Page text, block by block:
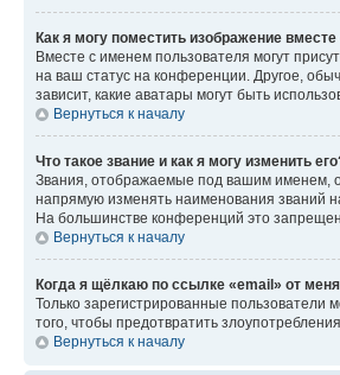
Как я могу поместить изображение
Вместе с именем пользователя могут
на ваш статус на конференции. Другое,
зависит, какие аватары могут быть
Вернуться к началу
Что такое звание и как я могу изменить
Звания, отображаемые под вашим именем,
напрямую изменять наименования званий
На большинстве конференций это
Вернуться к началу
Когда я щёлкаю по ссылке «email» от
Только зарегистрированные пользователи
того, чтобы предотвратить
Вернуться к началу